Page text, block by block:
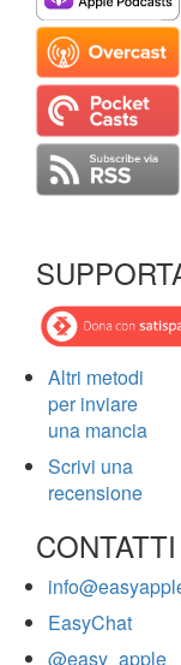
Altri metodi
per inviare
una mancia
Scrivi una
recensione
CONTATTI
EasyChat
@easy_apple